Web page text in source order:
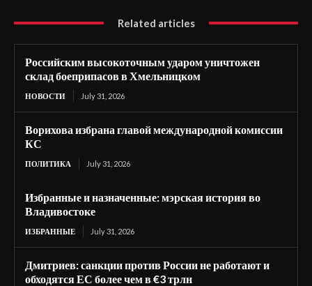
Related articles
Российским высокоточным ударом уничтожен
склад боеприпасов в Хмельницком
НОВОСТИ July 31, 2026
Ворихова избрана главой международной комиссии
КС
ПОЛИТИКА July 31, 2026
Избранные и назначенные: мэрская история во
Владивостоке
ИЗБРАННЫЕ July 31, 2026
Дмитриев: санкции против России не работают и
обходятся ЕС более чем в €3 трлн